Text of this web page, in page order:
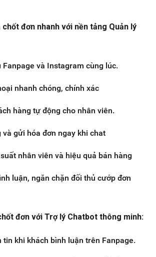
chốt đơn nhanh với nền tảng Quản lý
Fanpage và Instagram cùng lúc.
nhanh chóng, chính xác
hàng tự động cho nhân viên.
và gửi hóa đơn ngay khi chat
nhân viên và hiệu quả bán hàng
luận, ngăn chặn đối thủ cướp đơn
đơn với Trợ lý Chatbot thông minh:
tin khi khách bình luận trên Fanpage.